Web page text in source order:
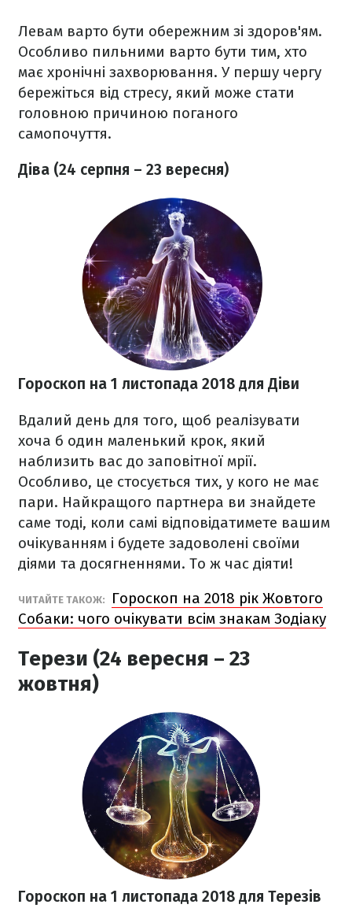
Левам варто бути обережним зі здоров'ям.
Особливо пильними варто бути тим, хто
має хронічні захворювання. У першу чергу
бережіться від стресу, який може стати
головною причиною поганого
самопочуття.
Діва (24 серпня – 23 вересня)
Гороскоп на 1 листопада 2018 для Діви
Вдалий день для того, щоб реалізувати
хоча б один маленький крок, який
наблизить вас до заповітної мрії.
Особливо, це стосується тих, у кого не має
пари. Найкращого партнера ви знайдете
саме тоді, коли самі відповідатимете вашим
очікуванням і будете задоволені своїми
діями та досягненнями. То ж час діяти!
ЧИТАЙТЕ ТАКОЖ:
Гороскоп на 2018 рік Жовтого
Собаки: чого очікувати всім знакам Зодіаку
Терези (24 вересня – 23
жовтня)
Гороскоп на 1 листопада 2018 для Терезів